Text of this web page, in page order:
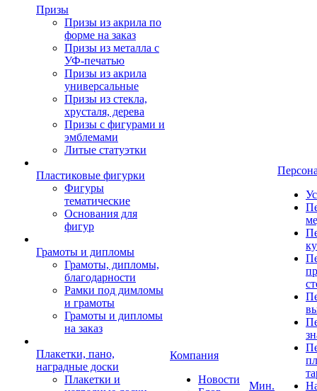
Призы
Призы из акрила по
форме на заказ
Призы из металла с
УФ-печатью
Призы из акрила
универсальные
Призы из стекла,
хрусталя, дерева
Призы с фигурами и
эмблемами
Литые статуэтки
Пластиковые фигурки
Фигуры
тематические
Основания для
фигур
Грамоты и дипломы
Грамоты, дипломы,
благодарности
Рамки под димломы
и грамоты
Грамоты и дипломы
на заказ
Плакетки, пано,
наградные доски
Плакетки и
Компания
Новости
Мин.